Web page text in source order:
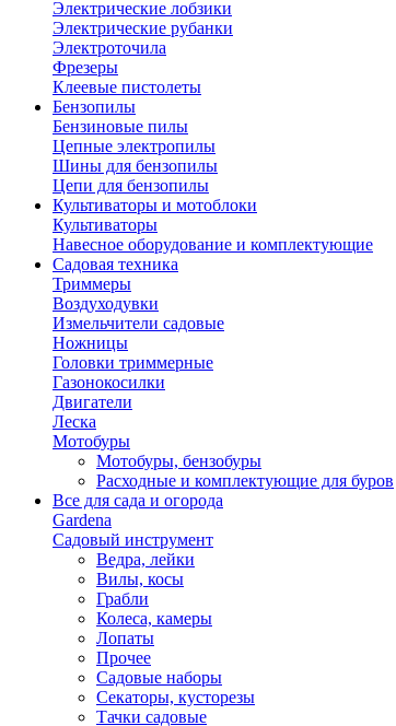
Электрические лобзики
Электрические рубанки
Электроточила
Фрезеры
Клеевые пистолеты
Бензопилы
Бензиновые пилы
Цепные электропилы
Шины для бензопилы
Цепи для бензопилы
Культиваторы и мотоблоки
Культиваторы
Навесное оборудование и комплектующие
Садовая техника
Триммеры
Воздуходувки
Измельчители садовые
Ножницы
Головки триммерные
Газонокосилки
Двигатели
Леска
Мотобуры
Мотобуры, бензобуры
Расходные и комплектующие для буров
Все для сада и огорода
Gardena
Садовый инструмент
Ведра, лейки
Вилы, косы
Грабли
Колеса, камеры
Лопаты
Прочее
Садовые наборы
Секаторы, кусторезы
Тачки садовые